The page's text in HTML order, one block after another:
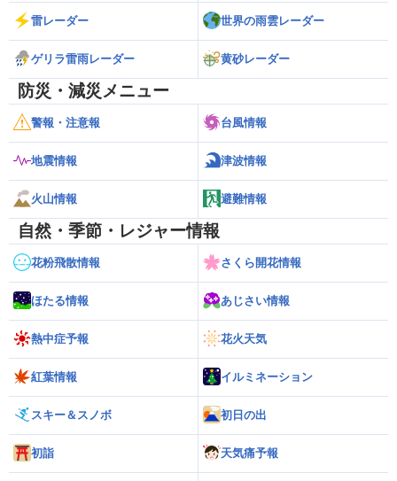
雷レーダー 世界の雨雲レーダー
ゲリラ雷雨レーダー 黄砂レーダー
防災・減災メニュー
警報・注意報 台風情報
地震情報 津波情報
火山情報 避難情報
自然・季節・レジャー情報
花粉飛散情報 さくら開花情報
ほたる情報 あじさい情報
熱中症予報 花火天気
紅葉情報 イルミネーション
スキー＆スノボ 初日の出
初詣 天気痛予報